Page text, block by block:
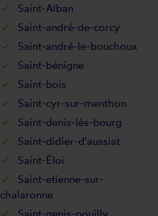
Saint-Alban
Saint-andré-de-corcy
Saint-andré-le-bouchoux
Saint-bénigne
Saint-bois
Saint-cyr-sur-menthon
Saint-denis-lès-bourg
Saint-didier-d'aussiat
Saint-Éloi
Saint-etienne-sur-
chalaronne